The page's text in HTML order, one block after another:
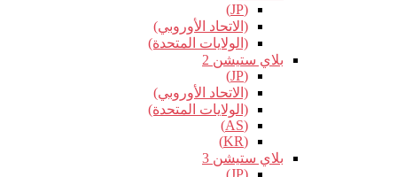
(JP)
(الاتحاد الأوروبي)
(الولايات المتحدة)
بلاي ستيشن 2
(JP)
(الاتحاد الأوروبي)
(الولايات المتحدة)
(AS)
(KR)
بلاي ستيشن 3